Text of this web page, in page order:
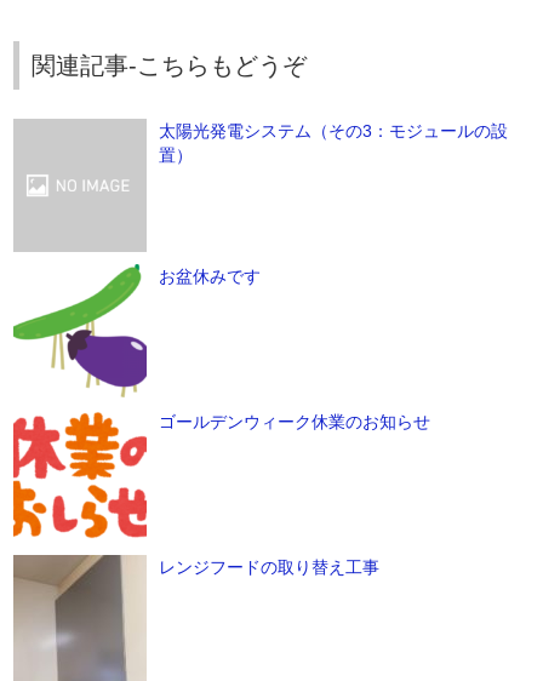
関連記事-こちらもどうぞ
太陽光発電システム（その3：モジュールの設
置）
お盆休みです
ゴールデンウィーク休業のお知らせ
レンジフードの取り替え工事